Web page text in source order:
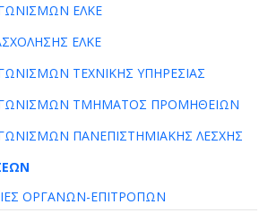
ΕΛΚΕ
ΕΛΚΕ
ΤΕΧΝΙΚΗΣ ΥΠΗΡΕΣΙΑΣ
ΤΜΗΜΑΤΟΣ ΠΡΟΜΗΘΕΙΩΝ
ΠΑΝΕΠΙΣΤΗΜΙΑΚΗΣ ΛΕΣΧΗΣ
ΟΡΓΑΝΩΝ-ΕΠΙΤΡΟΠΩΝ